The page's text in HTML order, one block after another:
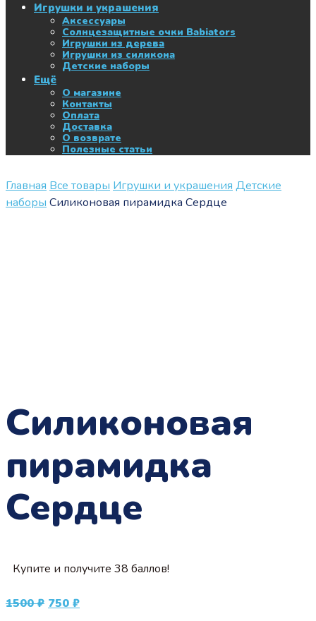
Игрушки и украшения
Аксессуары
Солнцезащитные очки Babiators
Игрушки из дерева
Игрушки из силикона
Детские наборы
Ещё
О магазине
Контакты
Оплата
Доставка
О возврате
Полезные статьи
Главная Все товары Игрушки и украшения Детские
наборы Силиконовая пирамидка Сердце
Силиконовая
пирамидка
Сердце
Купите и получите 38 баллов!
1500₽ Первоначальная
750 ₽Текущая